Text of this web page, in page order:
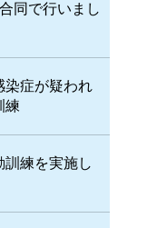
同で行いまし
染症が疑われ
練
訓練を実施し